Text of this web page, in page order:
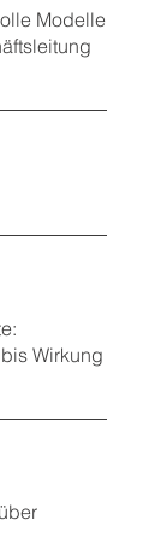
Modelle
Wirkung